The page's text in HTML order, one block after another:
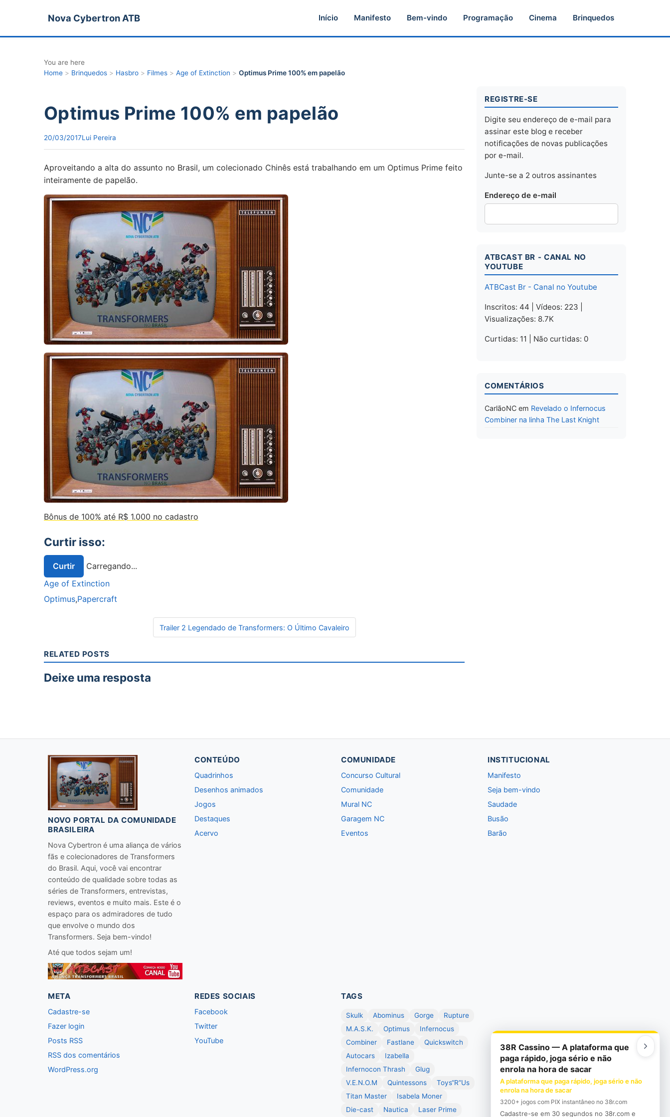
Nova Cybertron ATB Início Manifesto Bem-vindo Programação Cinema Brinquedos
You are here
Home > Brinquedos > Hasbro > Filmes > Age of Extinction > Optimus Prime 100% em papelão
Optimus Prime 100% em papelão
20/03/2017Lui Pereira
Aproveitando a alta do assunto no Brasil, um colecionado Chinês está trabalhando em um Optimus Prime feito
inteiramente de papelão.
Bônus de 100% até R$ 1.000 no cadastro
Curtir isso:
Curtir
Carregando...
Age of Extinction
Optimus,Papercraft
Navegação de PostTrailer 2 Legendado de Transformers: O Último Cavaleiro
RELATED POSTS
Deixe uma resposta
REGISTRE-SE
Digite seu endereço de e-mail para
assinar este blog e receber
notificações de novas publicações
por e-mail.
Junte-se a 2 outros assinantes
Endereço de e-mail
ATBCAST BR - CANAL NO
YOUTUBE
ATBCast Br - Canal no Youtube
Inscritos: 44 | Vídeos: 223 |
Visualizações: 8.7K
Curtidas: 11 | Não curtidas: 0
COMENTÁRIOS
CarlãoNC em Revelado o Infernocus
Combiner na linha The Last Knight
NOVO PORTAL DA COMUNIDADE
BRASILEIRA
Nova Cybertron é uma aliança de vários
fãs e colecionadores de Transformers
do Brasil. Aqui, você vai encontrar
conteúdo de qualidade sobre todas as
séries de Transformers, entrevistas,
reviews, eventos e muito mais. Este é o
espaço para os admiradores de tudo
que envolve o mundo dos
Transformers. Seja bem-vindo!
Até que todos sejam um!
CONTEÚDO
Quadrinhos
Desenhos animados
Jogos
Destaques
Acervo
COMUNIDADE
Concurso Cultural
Comunidade
Mural NC
Garagem NC
Eventos
INSTITUCIONAL
Manifesto
Seja bem-vindo
Saudade
Busão
Barão
META
Cadastre-se
Fazer login
Posts RSS
RSS dos comentários
WordPress.org
REDES SOCIAIS
Facebook
Twitter
YouTube
TAGS
Skulk Abominus Gorge
Rupture
M.A.S.K.
Optimus
Infernocus
Combiner
Fastlane
Quickswitch
Autocars
Izabella
Infernocon Thrash
Glug
V.E.N.O.M
Quintessons
Toys“R”Us
Titan Master
Isabela Moner
Die-cast
Nautica Laser Prime
38R Cassino — A plataforma que
paga rápido, joga sério e não
enrola na hora de sacar
A plataforma que paga rápido, joga sério e não
enrola na hora de sacar
3200+ jogos com PIX instantâneo no 38r.com
Cadastre-se em 30 segundos no 38r.com e